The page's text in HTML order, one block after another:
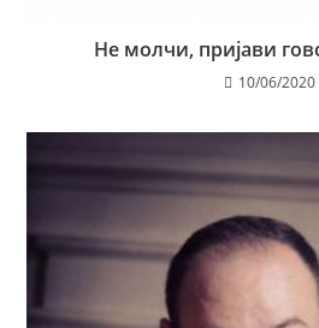
Не молчи, пријави
10/06/2020